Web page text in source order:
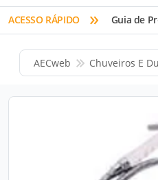
ACESSO RÁPIDO » Guia de
AECweb Chuveiros E